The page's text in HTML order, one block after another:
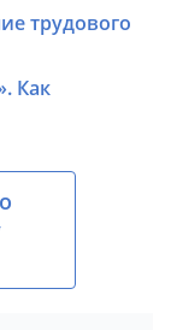
трудового
Как